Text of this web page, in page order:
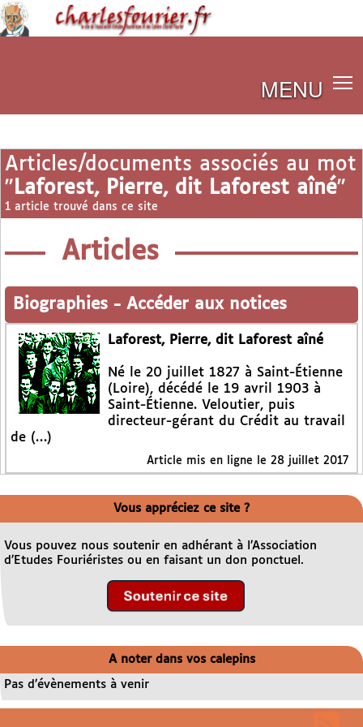
MENU
Articles/documents associés au mot
" Laforest, Pierre, dit Laforest aîné"
1 article trouvé dans ce site
Articles
Biographies - Accéder aux notices
Laforest, Pierre, dit Laforest aîné
Né le 20 juillet 1827 à Saint-Étienne
(Loire), décédé le 19 avril 1903 à
Saint-Étienne. Veloutier, puis
directeur-gérant du Crédit au travail
de (…)
Article mis en ligne le 28 juillet 2017
Vous appréciez ce site ?
Vous pouvez nous soutenir en adhérant à l’Association
d’Etudes Fouriéristes ou en faisant un don ponctuel.
A noter dans vos calepins
Pas d’évènements à venir